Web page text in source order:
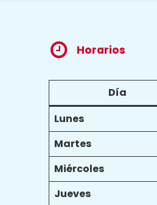
Horarios
Día
Lunes
Martes
Miércoles
Jueves